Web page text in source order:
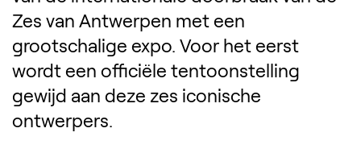
Zes van Antwerpen met een
grootschalige expo. Voor het eerst
wordt een officiële tentoonstelling
gewijd aan deze zes iconische
ontwerpers.